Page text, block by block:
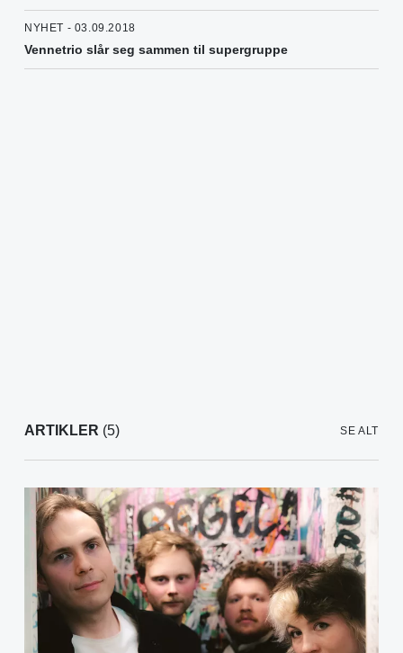
NYHET - 03.09.2018
Vennetrio slår seg sammen til supergruppe
ARTIKLER (5) SE ALT